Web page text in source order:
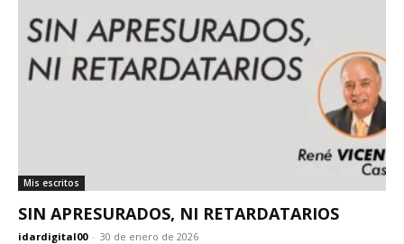
Mis escritos
SIN APRESURADOS, NI RETARDATARIOS
idardigital00 - 30 de enero de 2026